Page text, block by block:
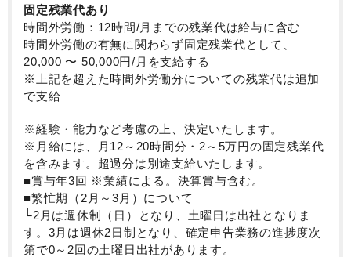
固定残業代あり
時間外労働：12時間/月までの残業代は給与に含む
時間外労働の有無に関わらず固定残業代として、
20,000 〜 50,000円/月を支給する
※上記を超えた時間外労働分についての残業代は追加
で支給
※経験・能力など考慮の上、決定いたします。
※月給には、月12～20時間分・2～5万円の固定残業代
を含みます。超過分は別途支給いたします。
■賞与年3回 ※業績による。決算賞与含む。
■繁忙期（2月～3月）について
└2月は週休制（日）となり、土曜日は出社となりま
す。3月は週休2日制となり、確定申告業務の進捗度次
第で0～2回の土曜日出社があります。